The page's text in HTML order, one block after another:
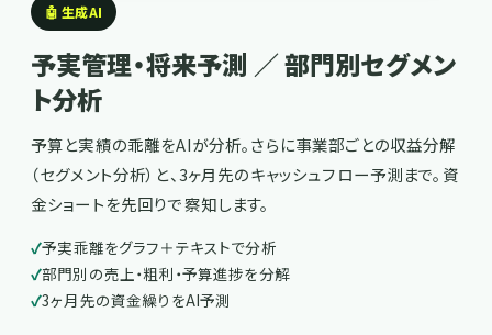
🤖 生成AI
予実管理・将来予測 ／ 部門別セグメン
ト分析
予算と実績の乖離をAIが分析。さらに事業部ごとの収益分解
（セグメント分析）と、3ヶ月先のキャッシュフロー予測まで。資
金ショートを先回りで察知します。
予実乖離をグラフ＋テキストで分析
部門別の売上・粗利・予算進捗を分解
3ヶ月先の資金繰りをAI予測